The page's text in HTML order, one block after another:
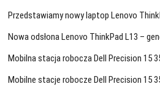
Przedstawiamy nowy laptop Lenovo
Nowa odsłona Lenovo ThinkPad L13 –
Mobilna stacja robocza Dell Precision 15
Mobilne stacje robocze Dell Precision 15